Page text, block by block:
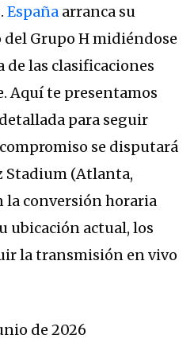
España arranca su
Grupo H midiéndose
de las clasificaciones
Aquí te presentamos
para seguir
se disputará
Stadium (Atlanta,
la conversión horaria
ubicación actual, los
la transmisión en vivo
de 2026